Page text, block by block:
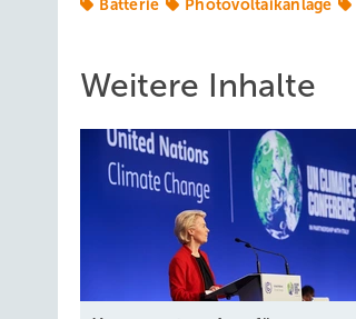
Batterie Photovoltaikanlage
Weitere Inhalte